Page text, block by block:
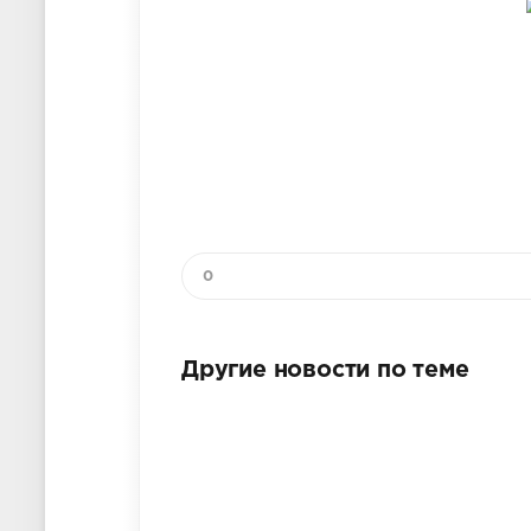
0
Другие новости по теме